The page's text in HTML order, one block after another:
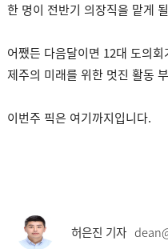
한 명이 전반기 의장직을 맡게
어쨌든 다음달이면 12대 도의
제주의 미래를 위한 멋진 활동
이번주 픽은 여기까지입니다.
허은진 기자